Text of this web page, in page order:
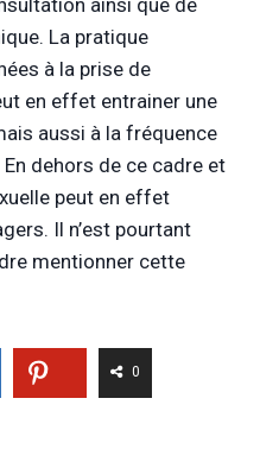
La pratique
à la prise de
en effet entrainer une
aussi à la fréquence
En dehors de ce cadre et
peut en effet
Il n’est pourtant
mentionner cette
0